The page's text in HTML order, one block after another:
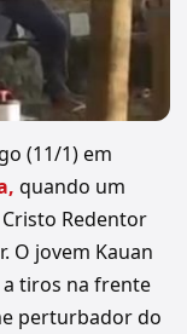
(11/1) em
quando um
Redentor
O jovem Kauan
a tiros na frente
perturbador do